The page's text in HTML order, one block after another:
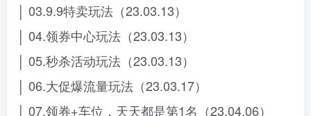
│ 03.9.9特卖玩法（23.03.13）
│ 04.领券中心玩法（23.03.13）
│ 05.秒杀活动玩法（23.03.13）
│ 06.大促爆流量玩法（23.03.17）
│ 07.领券+车位，天天都是第1名（23.04.06）